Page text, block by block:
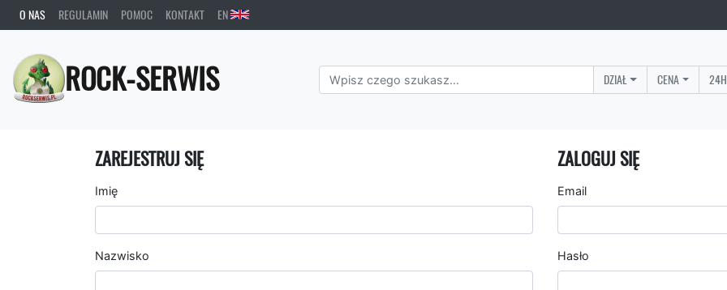
O NAS REGULAMIN POMOC KONTAKT EN
ROCK-SERWIS DZIAŁ CENA
ZAREJESTRUJ SIĘ
Imię
Nazwisko
ZALOGUJ SIĘ
Email
Hasło